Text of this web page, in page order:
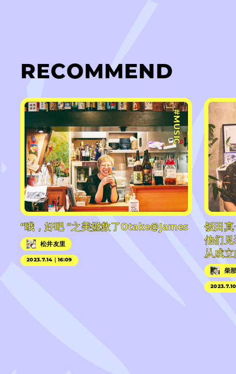
RECOMMEND
#MUSIC
“哦，好吧 “之美拯救了Otake@James
松井友里
2023.7.14｜16:09
饭田真
他们见
从成立
柴
2023.7.10